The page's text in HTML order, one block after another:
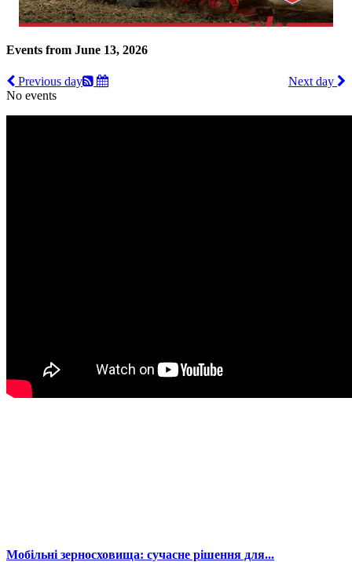
Events from June 13, 2026
Previous day
Next day
No events
Мобільні зерносховища: сучасне рішення для...